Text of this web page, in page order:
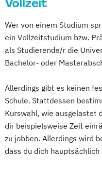
Nachhaltige
Embedded
Erneuerbare
Human Factors
IT-Security
Industrial
Informatik
Informations- und
Vollzeit
Wer von einem Studium
ein Vollzeitstudium bzw.
als Studierende/r die
Bachelor- oder
Allerdings gibt es keinen
Schule. Stattdessen
Kurswahl, wie ausgelastet
dir beispielsweise Zeit
zu jobben. Allerdings wird
dass du dich